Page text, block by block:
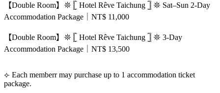
【Double Room】𖤓 𓊈 Hotel Rêve Taichung 𓊉 𖤓 Sat–Sun 2-Day
Accommodation Package｜NT$ 11,000
【Double Room】𖤓 𓊈 Hotel Rêve Taichung 𓊉 𖤓 3-Day
Accommodation Package｜NT$ 13,500
⟣ Each memberr may purchase up to 1 accommodation ticket
package.